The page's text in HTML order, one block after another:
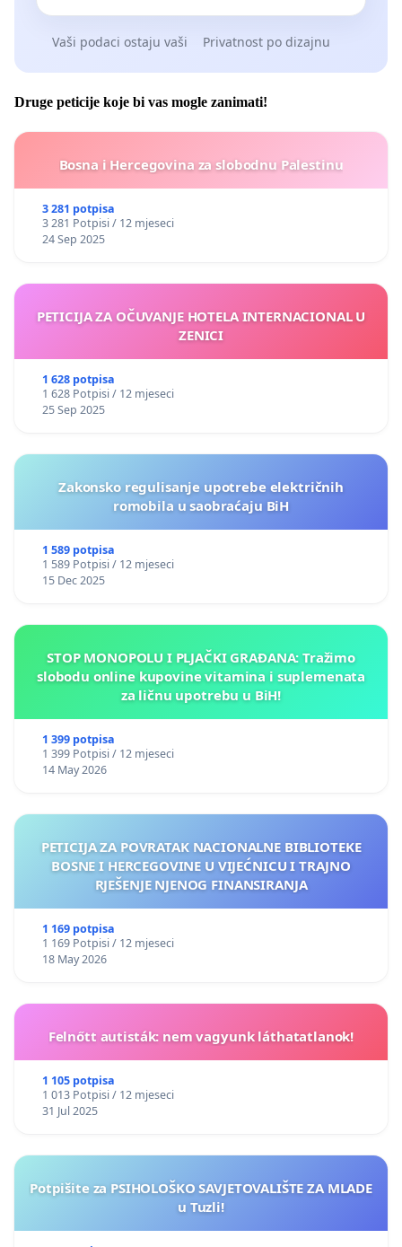
Vaši podaci ostaju vaši Privatnost po dizajnu
Druge peticije koje bi vas mogle zanimati!
Bosna i Hercegovina za slobodnu Palestinu
3 281 potpisa
3 281 Potpisi / 12 mjeseci
24 Sep 2025
PETICIJA ZA OČUVANJE HOTELA INTERNACIONAL U
ZENICI
1 628 potpisa
1 628 Potpisi / 12 mjeseci
25 Sep 2025
Zakonsko regulisanje upotrebe električnih
romobila u saobraćaju BiH
1 589 potpisa
1 589 Potpisi / 12 mjeseci
15 Dec 2025
STOP MONOPOLU I PLJAČKI GRAĐANA: Tražimo
slobodu online kupovine vitamina i suplemenata
za ličnu upotrebu u BiH!
1 399 potpisa
1 399 Potpisi / 12 mjeseci
14 May 2026
PETICIJA ZA POVRATAK NACIONALNE BIBLIOTEKE
BOSNE I HERCEGOVINE U VIJEĆNICU I TRAJNO
RJEŠENJE NJENOG FINANSIRANJA
1 169 potpisa
1 169 Potpisi / 12 mjeseci
18 May 2026
Felnőtt autisták: nem vagyunk láthatatlanok!
1 105 potpisa
1 013 Potpisi / 12 mjeseci
31 Jul 2025
Potpišite za PSIHOLOŠKO SAVJETOVALIŠTE ZA MLADE
u Tuzli!